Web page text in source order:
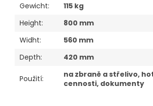
Gewicht:
115 kg
Height:
800 mm
Widht:
560 mm
Depth: 420 mm
Použití:
na zbraně a střelivo,
cennosti, dokumenty